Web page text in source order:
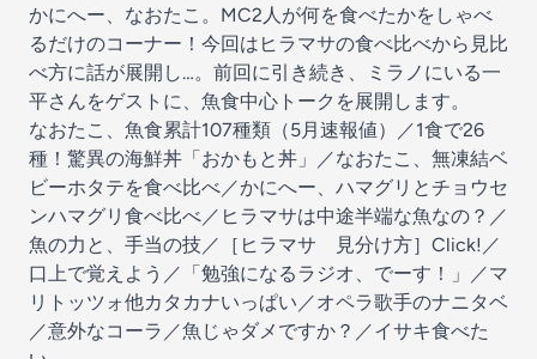
かにへー、なおたこ。MC2人が何を食べたかをしゃべ
るだけのコーナー！今回はヒラマサの食べ比べから見比
べ方に話が展開し…。前回に引き続き、ミラノにいる一
平さんをゲストに、魚食中心トークを展開します。
なおたこ、魚食累計107種類（5月速報値）／1食で26
種！驚異の海鮮丼「おかもと丼」／なおたこ、無凍結ベ
ビーホタテを食べ比べ／かにへー、ハマグリとチョウセ
ンハマグリ食べ比べ／ヒラマサは中途半端な魚なの？／
魚の力と、手当の技／［ヒラマサ 見分け方］Click!／
口上で覚えよう／「勉強になるラジオ、でーす！」／マ
リトッツォ他カタカナいっぱい／オペラ歌手のナニタベ
／意外なコーラ／魚じゃダメですか？／イサキ食べた